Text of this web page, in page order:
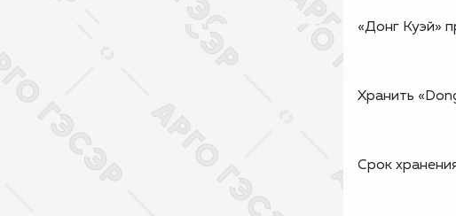
«Донг Куэй»
Хранить
Срок